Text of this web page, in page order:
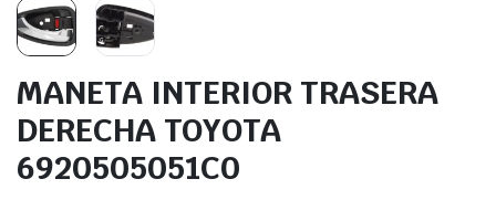
MANETA INTERIOR TRASERA
DERECHA TOYOTA
6920505051C0